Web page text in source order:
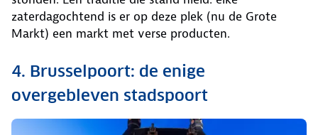
zaterdagochtend is er op deze plek (nu de Grote
Markt) een markt met verse producten.
4. Brusselpoort: de enige
overgebleven stadspoort